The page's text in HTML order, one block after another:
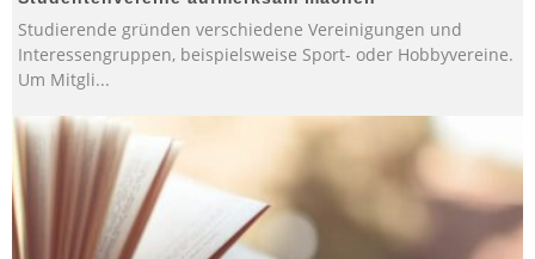
Studierende gründen verschiedene Vereinigungen und
Interessengruppen, beispielsweise Sport- oder Hobbyvereine.
Um Mitgli...